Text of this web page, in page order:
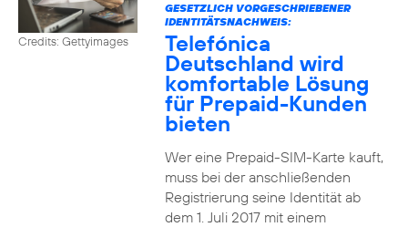
Credits: Gettyimages
GESETZLICH VORGESCHRIEBENER
IDENTITÄTSNACHWEIS:
Telefónica
Deutschland wird
komfortable Lösung
für Prepaid-Kunden
bieten
Wer eine Prepaid-SIM-Karte kauft,
muss bei der anschließenden
Registrierung seine Identität ab
dem 1. Juli 2017 mit einem